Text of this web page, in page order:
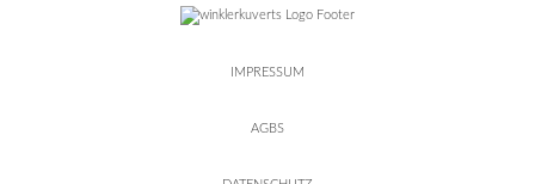
IMPRESSUM
AGBS